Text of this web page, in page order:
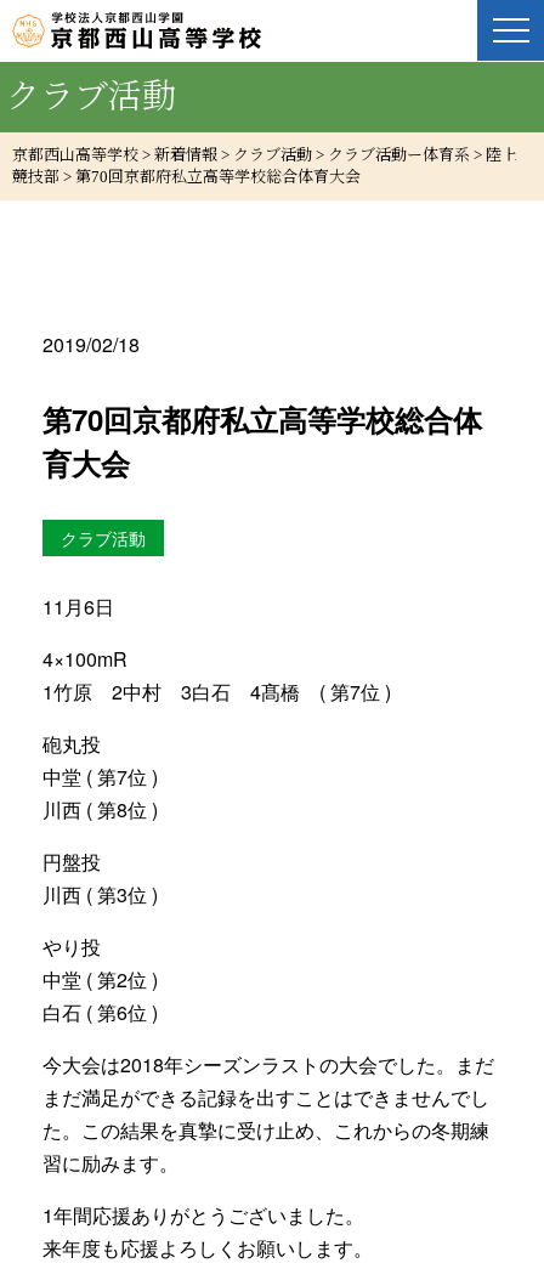
クラブ活動
京都西山高等学校 > 新着情報 > クラブ活動 > クラブ活動ー体育系 > 陸上
競技部 > 第70回京都府私立高等学校総合体育大会
2019/02/18
第70回京都府私立高等学校総合体
育大会
クラブ活動
11月6日
4×100mR
1竹原 2中村 3白石 4髙橋 ( 第7位 )
砲丸投
中堂 ( 第7位 )
川西 ( 第8位 )
円盤投
川西 ( 第3位 )
やり投
中堂 ( 第2位 )
白石 ( 第6位 )
今大会は2018年シーズンラストの大会でした。まだ
まだ満足ができる記録を出すことはできませんでし
た。この結果を真摯に受け止め、これからの冬期練
習に励みます。
1年間応援ありがとうございました。
来年度も応援よろしくお願いします。